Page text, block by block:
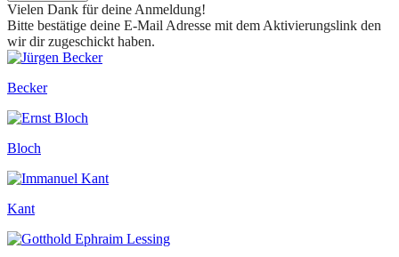
Vielen Dank für deine Anmeldung!
Bitte bestätige deine E-Mail Adresse mit dem Aktivierungslink den
wir dir zugeschickt haben.
Becker
Bloch
Kant